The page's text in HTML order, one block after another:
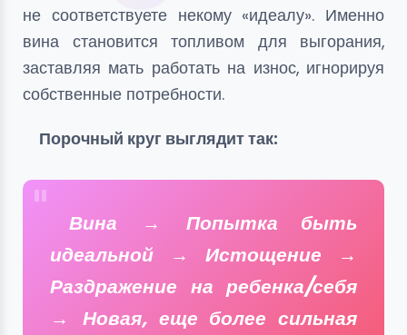
не соответствуете некому «идеалу». Именно
вина становится топливом для выгорания,
заставляя мать работать на износ, игнорируя
собственные потребности.
Порочный круг выглядит так:
Вина → Попытка быть
идеальной → Истощение →
Раздражение на ребенка/себя
→ Новая, еще более сильная